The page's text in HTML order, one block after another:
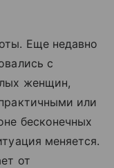
Еще недавно
с
женщин,
или
бесконечных
меняется.
от